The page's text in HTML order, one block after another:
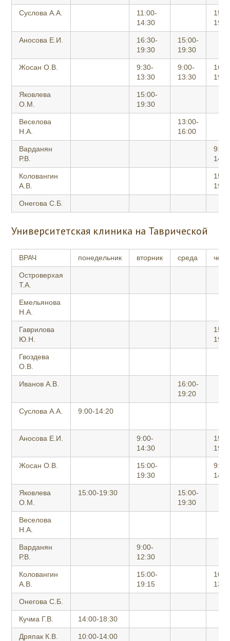
Суслова А.А.
11:00-
14:30
Аносова Е.И.
16:30-
19:30
15:00-
19:30
Жосан О.В.
9:30-
13:30
9:00-
13:30
Яковлева
О.М.
15:00-
19:30
Веселова
Н.А.
13:00-
16:00
Варданян
Р.В.
Коловангин
А.В.
Онегова С.Б.
Университетская клиника на Таврической
ВРАЧ понедельник вторник среда
Островерхая
Т.А.
Емельянова
Н.А.
Гаврилова
Ю.Н.
Гвоздева
О.В.
Иванов А.В.
16:00-
19:20
Суслова А.А. 9:00-14:20
Аносова Е.И.
9:00-
14:30
Жосан О.В.
15:00-
19:30
Яковлева
О.М.
15:00-19:30
15:00-
19:30
Веселова
Н.А.
Варданян
Р.В.
9:00-
12:30
Коловангин
А.В.
15:00-
19:15
Онегова С.Б.
Кучма Г.В. 14:00-18:30
Дряпак К.В. 10:00-14:00